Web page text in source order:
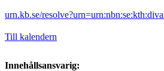
urn.kb.se/
Till kalendern
Innehållsansvarig: